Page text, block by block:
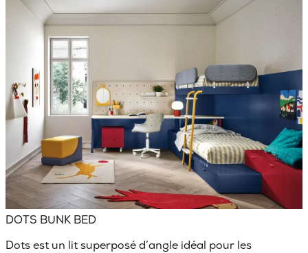
DOTS BUNK BED
Dots est un lit superposé d’angle idéal pour les